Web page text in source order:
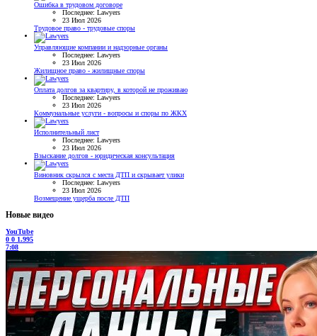
Ошибка в трудовом договоре
Последнее: Lawyers
23 Июл 2026
Трудовое право - трудовые споры
Управляющие компании и надзорные органы
Последнее: Lawyers
23 Июл 2026
Жилищное право - жилищные споры
Оплата долгов за квартиру, в которой не проживаю
Последнее: Lawyers
23 Июл 2026
Коммунальные услуги - вопросы и споры по ЖКХ
Исполнительный лист
Последнее: Lawyers
23 Июл 2026
Взыскание долгов - юридическая консультация
Виновник скрылся с места ДТП и скрывает улики
Последнее: Lawyers
23 Июл 2026
Возмещение ущерба после ДТП
Новые видео
YouTube
0 0 1.995
7:08